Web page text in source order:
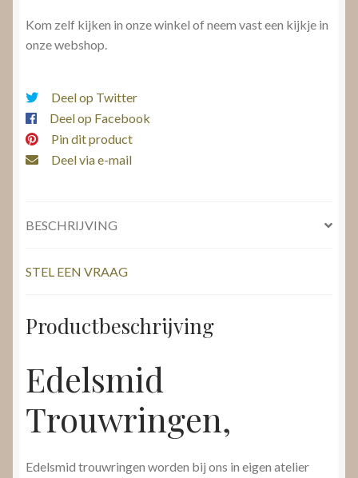
Kom zelf kijken in onze winkel of neem vast een kijkje in
onze webshop.
Deel op Twitter
Deel op Facebook
Pin dit product
Deel via e-mail
BESCHRIJVING
STEL EEN VRAAG
Productbeschrijving
Edelsmid
Trouwringen,
Edelsmid trouwringen worden bij ons in eigen atelier